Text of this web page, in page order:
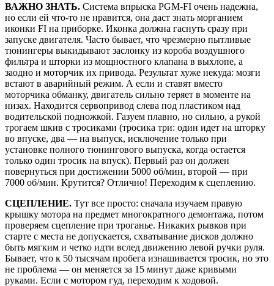
ВАЖНО ЗНАТЬ. Система впрыска PGM-FI очень надежна,
но если ей что-то не нравится, она даст знать морганием
иконки FI на приборке. Иконка должна гаснуть сразу при
запуске двигателя. Часто бывает, что чрезмерно пытливые
тюнингеры выкидывают заслонку из короба воздушного
фильтра и шторки из мощностного клапана в выхлопе, а
заодно и моторчик их привода. Результат хуже некуда: мозги
встают в аварийный режим. А если и ставят вместо
моторчика обманку, двигатель сильно теряет в моменте на
низах. Находится сервопривод слева под пластиком над
водительской подножкой. Газуем плавно, но сильно, а рукой
трогаем шкив с тросиками (тросика три: один идет на шторку
во впуске, два — на выпуск, исключение только при
установке полного тюнингового выпуска, когда остается
только один тросик на впуск). Первый раз он должен
повернуться при достижении 5000 об/мин, второй — при
7000 об/мин. Крутится? Отлично! Переходим к сцеплению.
СЦЕПЛЕНИЕ. Тут все просто: сначала изучаем правую
крышку мотора на предмет многократного демонтажа, потом
проверяем сцепление при троганье. Никаких рывков при
старте с места не допускается, схватывание дисков должно
быть мягким и четко идти вслед движению левой ручки руля.
Бывает, что к 50 тысячам пробега изнашивается тросик, но это
не проблема — он меняется за 15 минут даже кривыми
руками. Если с мотором гуд, переходим к ходовой.